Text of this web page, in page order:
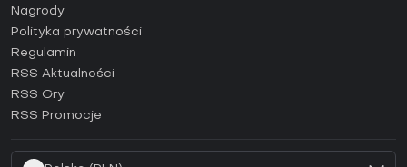
Jak aktywować klucz Steam (CD Key)?
Jak aktywować klucz Epic Games (CD Key)?
Jak aktywować klucz GOG (CD Key)?
Jak aktywować klucz Ubisoft Connect (CD Key)?
Nagrody
Polityka prywatności
Regulamin
RSS Aktualności
RSS Gry
RSS Promocje